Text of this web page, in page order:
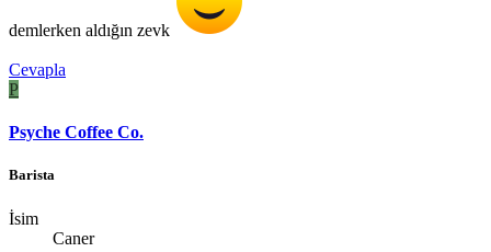
demlerken aldığın zevk
Cevapla
P
Psyche Coffee Co.
Barista
İsim
Caner